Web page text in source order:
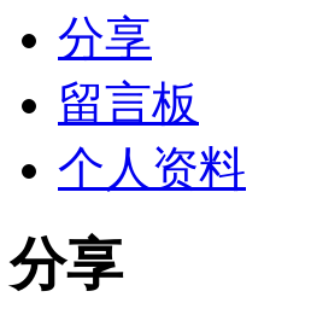
分享
留言板
个人资料
分享